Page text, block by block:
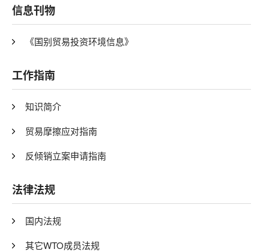
信息刊物
《国别贸易投资环境信息》
工作指南
知识简介
贸易摩擦应对指南
反倾销立案申请指南
法律法规
国内法规
其它WTO成员法规